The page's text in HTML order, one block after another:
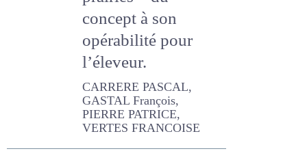
prairies ? La
pérennité des
prairies – du
concept à son
opérabilité pour
l’éleveur.
CARRERE PASCAL, GASTAL